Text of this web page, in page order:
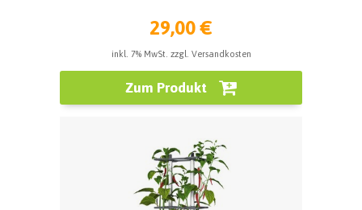
29,00 €
inkl. 7% MwSt. zzgl. Versandkosten
Zum Produkt